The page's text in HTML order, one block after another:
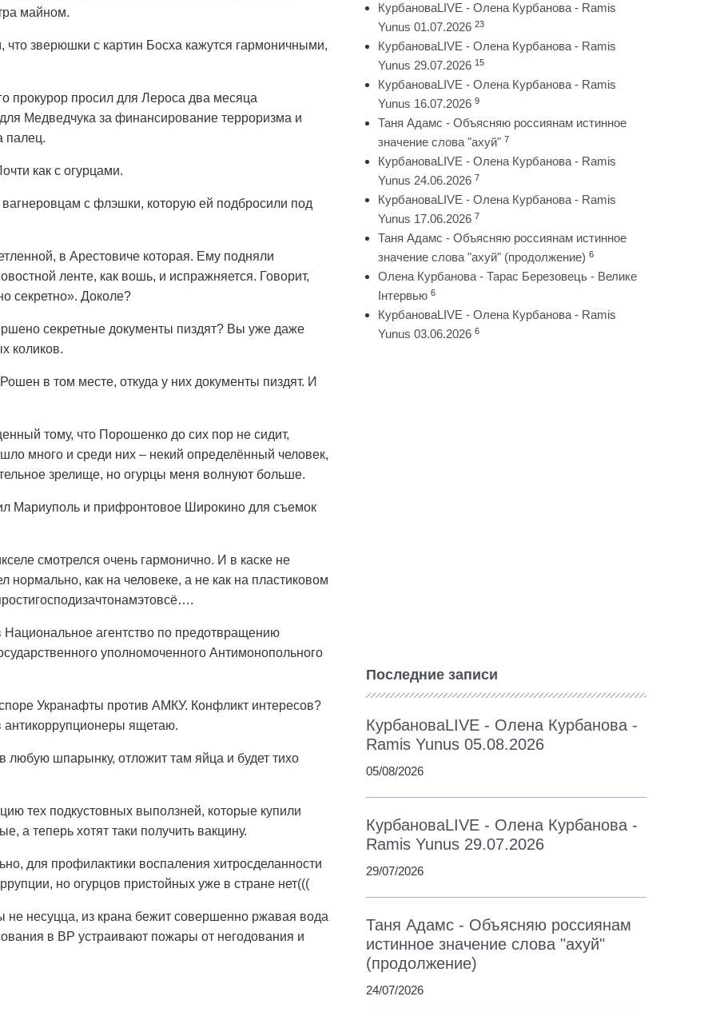
майном.
зверюшки с картин Босха кажутся гармоничными,
прокурор просил для Лероса два месяца
Медведчука за финансирование терроризма и
палец.
как с огурцами.
с флэшки, которую ей подбросили под
в Арестовиче которая. Ему подняли
ленте, как вошь, и испражняется. Говорит,
секретно». Доколе?
секретные документы пиздят? Вы уже даже
коликов.
в том месте, откуда у них документы пиздят. И
тому, что Порошенко до сих пор не сидит,
много и среди них – некий определённый человек,
зрелище, но огурцы меня волнуют больше.
Мариуполь и прифронтовое Широкино для съемок
смотрелся очень гармонично. И в каске не
нормально, как на человеке, а не как на пластиковом
агентство по предотвращению
уполномоченного Антимонопольного
Укранафты против АМКУ. Конфликт интересов?
антикоррупционеры ящетаю.
любую шпарынку, отложит там яйца и будет тихо
тех подкустовных выползней, которые купили
а теперь хотят таки получить вакцину.
для профилактики воспаления хитросделанности
но огурцов пристойных уже в стране нет(((
не несуцца, из крана бежит совершенно ржавая вода
в ВР устраивают пожары от негодования и
КурбановаLIVE - Олена Курбанова - Ramis
Yunus 01.07.2026 23
КурбановаLIVE - Олена Курбанова - Ramis
Yunus 29.07.2026 15
КурбановаLIVE - Олена Курбанова - Ramis
Yunus 16.07.2026 9
Таня Адамс - Объясняю россиянам истинное
значение слова "ахуй" 7
КурбановаLIVE - Олена Курбанова - Ramis
Yunus 24.06.2026 7
КурбановаLIVE - Олена Курбанова - Ramis
Yunus 17.06.2026 7
Таня Адамс - Объясняю россиянам истинное
значение слова "ахуй" (продолжение) 6
Олена Курбанова - Тарас Березовець - Велике
Інтервью 6
КурбановаLIVE - Олена Курбанова - Ramis
Yunus 03.06.2026 6
Последние записи
КурбановаLIVE - Олена Курбанова -
Ramis Yunus 05.08.2026
05/08/2026
КурбановаLIVE - Олена Курбанова -
Ramis Yunus 29.07.2026
29/07/2026
Таня Адамс - Объясняю россиянам
истинное значение слова "ахуй"
(продолжение)
24/07/2026